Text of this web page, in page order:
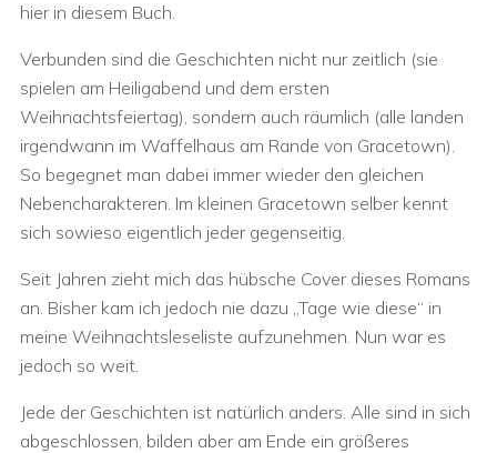
hier in diesem Buch.
Verbunden sind die Geschichten nicht nur zeitlich (sie
spielen am Heiligabend und dem ersten
Weihnachtsfeiertag), sondern auch räumlich (alle landen
irgendwann im Waffelhaus am Rande von Gracetown).
So begegnet man dabei immer wieder den gleichen
Nebencharakteren. Im kleinen Gracetown selber kennt
sich sowieso eigentlich jeder gegenseitig.
Seit Jahren zieht mich das hübsche Cover dieses Romans
an. Bisher kam ich jedoch nie dazu „Tage wie diese“ in
meine Weihnachtsleseliste aufzunehmen. Nun war es
jedoch so weit.
Jede der Geschichten ist natürlich anders. Alle sind in sich
abgeschlossen, bilden aber am Ende ein größeres